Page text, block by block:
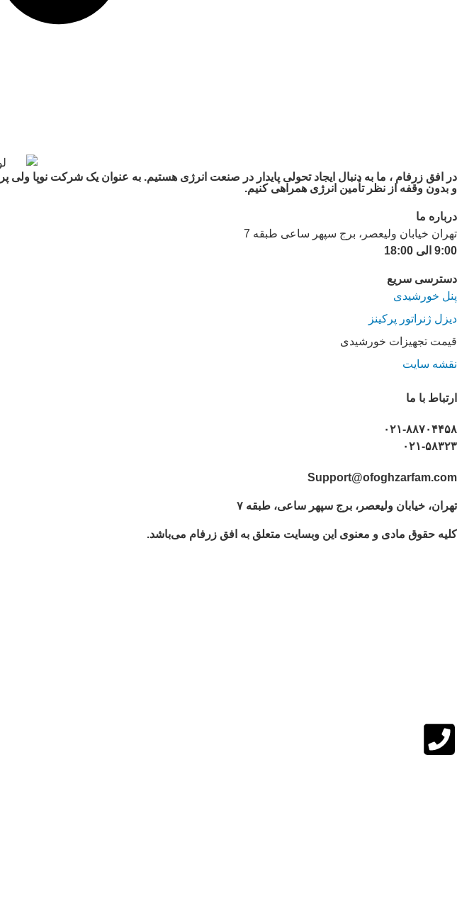
در افق زرفام ، ما به دنبال ایجاد تحولی پایدار در صنعت انرژی هستیم. به عنوان یک شرکت نوپا
و بدون وقفه از نظر تأمین انرژی همراهی کنیم.
درباره ما
تهران خیابان ولیعصر، برج سپهر ساعی طبقه 7
9:00 الی 18:00
دسترسی سریع
پنل خورشیدی
دیزل ژنراتور پرکینز
قیمت تجهیزات خورشیدی
نقشه سایت
ارتباط با ما
۰۲۱-۸۸۷۰۴۴۵۸
۰۲۱-۵۸۳۲۳
Support@ofoghzarfam.com
تهران، خیابان ولیعصر، برج سپهر ساعی، طبقه ۷
کلیه حقوق مادی و معنوی این وبسایت متعلق به افق زرفام می‌باشد.